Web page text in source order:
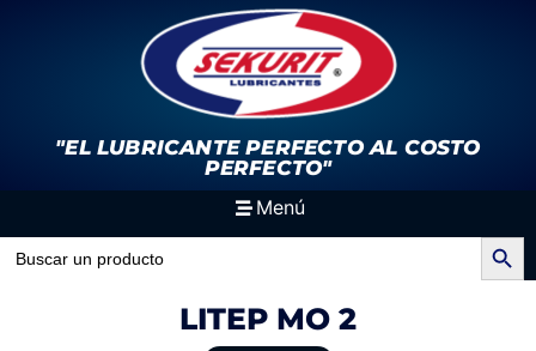
"EL LUBRICANTE PERFECTOAL COSTO
PERFECTO"
Menú
Search
for:
Search Button
LITEP MO 2